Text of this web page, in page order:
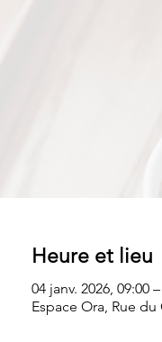
Heure et lieu
04 janv. 2026, 09:00
Espace Ora, Rue